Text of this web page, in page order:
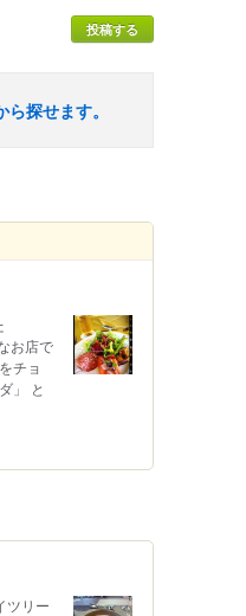
投稿する
探せます。
お店で
チョ
」 と
ツリー